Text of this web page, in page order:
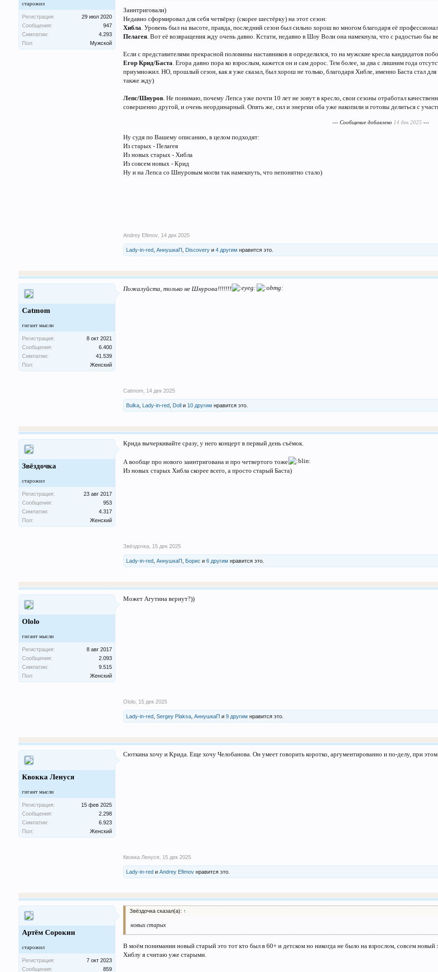
старожил
Регистрация:
29 июл 2020
Сообщения:
947
Симпатии:
4.293
Пол:
Мужской
Заинтриговали)
Недавно сформировал для себя четвёрку (скорее шестёрку) на этот сезон:
Хибла . Уровень был на высоте, правда, последний сезон был сильно хорош во многом благодаря еë
Пелагея . Вот еë возвращения жду очень давно. Кстати, недавно в Шоу Воли она намекнула, что с радостью бы
Если с представителями прекрасной половины наставников я определился, то на мужские кресла кандидатов
Егор Крид/Баста . Егора давно пора ко взрослым, кажется он и сам дорос. Тем более, за два с лишним года
приумножил. НО, прошлый сезон, как я уже сказал, был хорош не только, благодаря Хибле, именно Баста стал
также жду)
Лепс/Шнуров . Не понимаю, почему Лепса уже почти 10 лет не зовут в кресло, свои сезоны отработал
совершенно другой, и очень неординарный. Опять же, сил и энергии оба уже накопили и готовы делиться с
--- Сообщение добавлено 14 дек 2025 ---
Ну судя по Вашему описанию, в целом подходят:
Из старых - Пелагея
Из новых старых - Хибла
Из совсем новых - Крид
Ну и на Лепса со Шнуровым могли так намекнуть, что непонятно стало)
Andrey Efimov 14 дек 2025
Lady-in-red ,АннушкаП Discovery и4 другим нравится это.
Catmom
гигант мысли
Регистрация:
8 окт 2021
Сообщения:
6.400
Симпатии:
41.539
Пол:
Женский
Пожалуйста, только не Шнурова!!!!!!!
Catmom 14 дек 2025
Bulka Lady-in-red Doll и 10 другим нравится это.
Звёздочка
старожил
Регистрация:
23 авг 2017
Сообщения:
953
Симпатии:
4.317
Пол:
Женский
Крида вычеркивайте сразу, у него концерт в первый день съёмок.
А вообще про нового заинтригована и про четвертого тоже
Из новых старых Хибла скорее всего, а просто старый Баста)
Звёздочка 15 дек 2025
Lady-in-red ,АннушкаП Борис и6 другим нравится это.
Ololo
гигант мысли
Регистрация:
8 авг 2017
Сообщения:
2.093
Симпатии:
9.515
Пол:
Женский
Может Агутина вернут?))
Ololo 15 дек 2025
Lady-in-red ,Sergey Plaksa ,АннушкаП и9 другим нравится это.
Квокка Ленуся
гигант мысли
Регистрация:
15 фев 2025
Сообщения:
2.298
Симпатии:
6.923
Пол:
Женский
Сюткина хочу и Крида. Еще хочу Челобанова. Он умеет говорить коротко, аргументированно и по-делу, при
Квокка Ленуся 15 дек 2025
Lady-in-red иAndrey Efimov нравится это.
Артём Сорокин
старожил
Регистрация:
7 окт 2023
Сообщения:
859
Звёздочка сказал(а): ↑
новых старых
В моём понимании новый старый это тот кто был в 60+ и детском но никогда не было на взрослом, совсем
Хиблу я считаю уже старыми.